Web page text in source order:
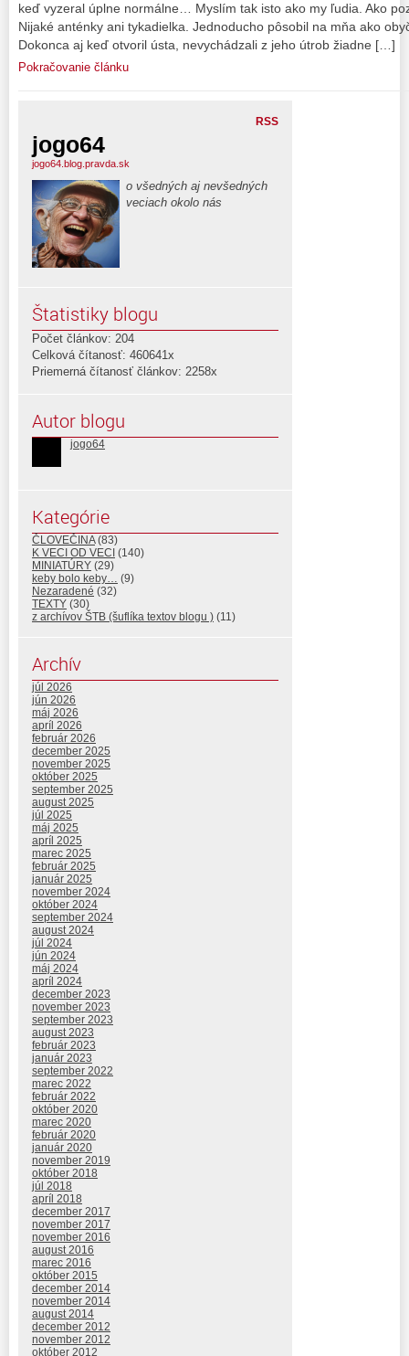
keď vyzeral úplne normálne… Myslím tak isto ako my ľudia. Ako
Nijaké anténky ani tykadielka. Jednoducho pôsobil na mňa ako
Dokonca aj keď otvoril ústa, nevychádzali z jeho útrob žiadne […]
Pokračovanie článku
RSS
jogo64
jogo64.blog.pravda.sk
o všedných aj nevšedných
veciach okolo nás
Štatistiky blogu
Počet článkov: 204
Celková čítanosť: 460641x
Priemerná čítanosť článkov: 2258x
Autor blogu
jogo64
Kategórie
ČLOVEČINA(83)
K VECI OD VECI (140)
MINIATÚRY (29)
keby bolo keby… (9)
Nezaradené (32)
TEXTY (30)
z archívov ŠTB (šuflíka textov blogu ) (11)
Archív
júl 2026
jún 2026
máj 2026
apríl 2026
február 2026
december 2025
november 2025
október 2025
september 2025
august 2025
júl 2025
máj 2025
apríl 2025
marec 2025
február 2025
január 2025
november 2024
október 2024
september 2024
august 2024
júl 2024
jún 2024
máj 2024
apríl 2024
december 2023
november 2023
september 2023
august 2023
február 2023
január 2023
september 2022
marec 2022
február 2022
október 2020
marec 2020
február 2020
január 2020
november 2019
október 2018
júl 2018
apríl 2018
december 2017
november 2017
november 2016
august 2016
marec 2016
október 2015
december 2014
november 2014
august 2014
december 2012
november 2012
október 2012